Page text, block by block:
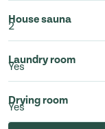
House sauna
2
Laundry room
Yes
Drying room
Yes